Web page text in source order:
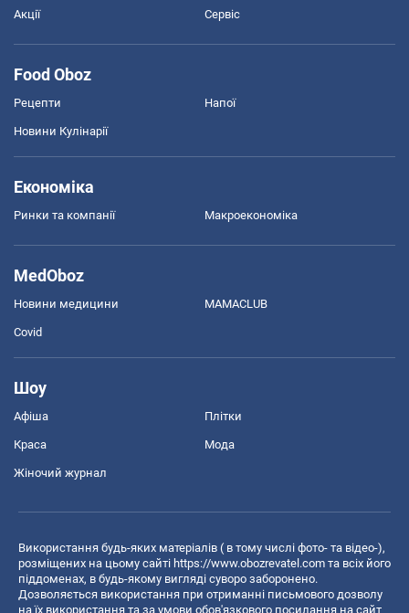
Акції Сервіс
Food Oboz
Рецепти Напої
Новини Кулінарії
Економіка
Ринки та компанії Макроекономіка
MedOboz
Новини медицини MAMACLUB
Covid
Шоу
Афіша Плітки
Краса Мода
Жіночий журнал
Використання будь-яких матеріалів ( в тому числі фото- та відео-),
розміщених на цьому сайті https://www.obozrevatel.com та всіх його
піддоменах, в будь-якому вигляді суворо заборонено.
Дозволяється використання при отриманні письмового дозволу
на їх використання та за умови обов'язкового посилання на сайт